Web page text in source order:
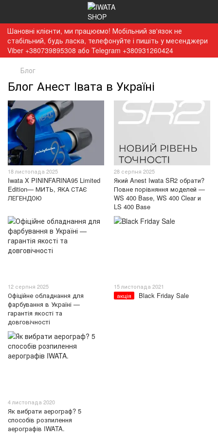
Шановні клієнти, ми працюємо! Мобільний зв'язок не
стабільний, будь ласка, телефонуйте і пишіть у месенджери
Viber +380739895308 або Telegram +380931260424
Блог
Блог Анест Івата в Україні
18 листопада 2025
Iwata X PININFARINA95 Limited
Edition— МИТЬ, ЯКА СТАЄ
ЛЕГЕНДОЮ
28 серпня 2025
Який Anest Iwata SR2 обрати?
Повне порівняння моделей —
WS 400 Base, WS 400 Clear и
LS 400 Base
12 серпня 2025
Офіційне обладнання для
фарбування в Україні —
гарантія якості та
довговічності
15 листопада 2021
акція
Black Friday Sale
4 листопада 2020
Як вибрати аерограф? 5
способів розпилення
аерографів IWATA.